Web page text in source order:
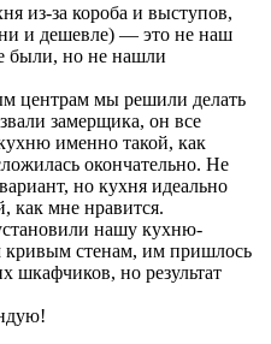
из-за короба и выступов,
и дешевле) — это не наш
были, но не нашли
центрам мы решили делать
замерщика, он все
именно такой, как
окончательно. Не
но кухня идеально
как мне нравится.
нашу кухню-
кривым стенам, им пришлось
шкафчиков, но результат